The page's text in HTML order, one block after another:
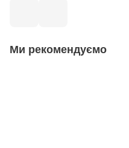
Ми рекомендуємо